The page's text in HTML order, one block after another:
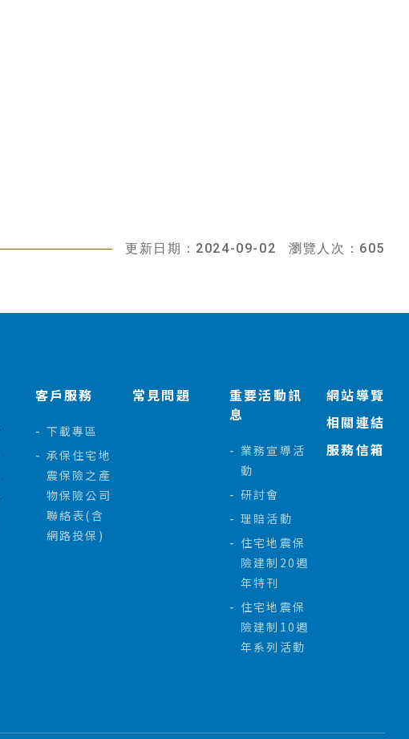
更新日期：2024-09-02 瀏覽人次：605
客戶服務
下載專區
承保住宅地
震保險之產
物保險公司
聯絡表(含
網路投保)
常見問題
重要活動訊
息
業務宣導活
動
研討會
理賠活動
住宅地震保
險建制20週
年特刊
住宅地震保
險建制10週
年系列活動
網站導覽
相關連結
服務信箱